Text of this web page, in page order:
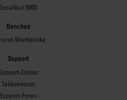
Excalibur 5000
Benches
Werkbänke
Support
Center
Teilezentrum
Support-Foren